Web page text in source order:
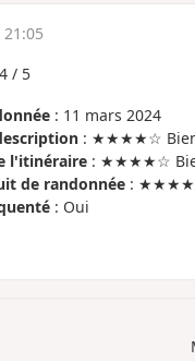
4 / 5
: 11 mars 2024
: ★★★★☆
l'itinéraire : ★★★★☆
de randonnée :
: Oui